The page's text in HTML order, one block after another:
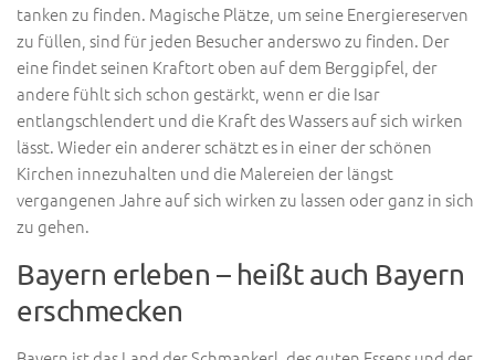
tanken zu finden. Magische Plätze, um seine Energiereserven
zu füllen, sind für jeden Besucher anderswo zu finden. Der
eine findet seinen Kraftort oben auf dem Berggipfel, der
andere fühlt sich schon gestärkt, wenn er die Isar
entlangschlendert und die Kraft des Wassers auf sich wirken
lässt. Wieder ein anderer schätzt es in einer der schönen
Kirchen innezuhalten und die Malereien der längst
vergangenen Jahre auf sich wirken zu lassen oder ganz in sich
zu gehen.
Bayern erleben – heißt auch Bayern
erschmecken